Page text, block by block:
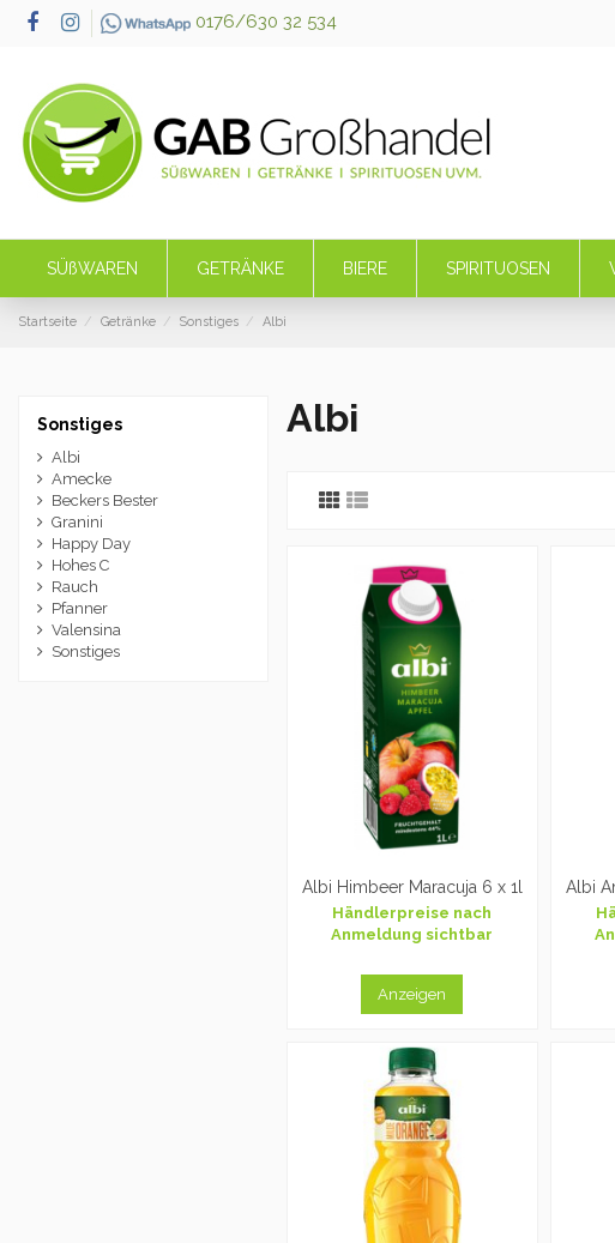
0176/630 32 534
SÜßWAREN GETRÄNKE BIERE SPIRITUOSEN
Startseite Getränke Sonstiges Albi
Albi
Albi Himbeer Maracuja 6 x 1l
Händlerpreise nach
Anmeldung sichtbar
Anzeigen
Albi
Sonstiges
Albi
Amecke
Beckers Bester
Granini
Happy Day
Hohes C
Rauch
Pfanner
Valensina
Sonstiges